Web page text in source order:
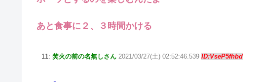
あと食事に２、３時間かける
11: 焚火の前の名無しさん 2021/03/27(土) 02:52:46.539 ID:VseP5fhbd